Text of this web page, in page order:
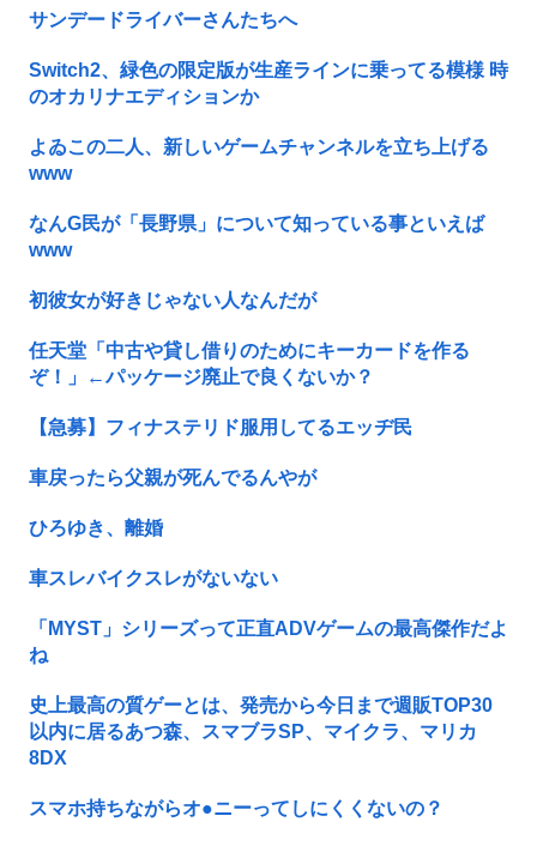
サンデードライバーさんたちへ
Switch2、緑色の限定版が生産ラインに乗ってる模様 時
のオカリナエディションか
よゐこの二人、新しいゲームチャンネルを立ち上げる
www
なんG民が「長野県」について知っている事といえば
www
初彼女が好きじゃない人なんだが
任天堂「中古や貸し借りのためにキーカードを作る
ぞ！」←パッケージ廃止で良くないか？
【急募】フィナステリド服用してるエッヂ民
車戻ったら父親が死んでるんやが
ひろゆき、離婚
車スレバイクスレがないない
「MYST」シリーズって正直ADVゲームの最高傑作だよ
ね
史上最高の質ゲーとは、発売から今日まで週販TOP30
以内に居るあつ森、スマブラSP、マイクラ、マリカ
8DX
スマホ持ちながらオ●ニーってしにくくないの？